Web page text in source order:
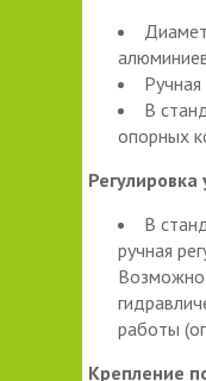
Ручная
В
опорных
Регулировка
В
ручная
работы
Крепление